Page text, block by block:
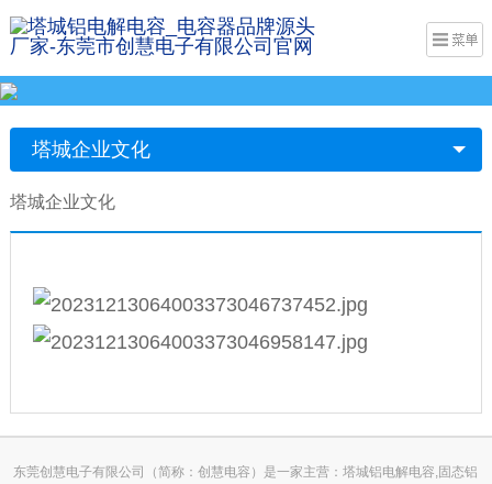
塔城企业文化
塔城企业文化
东莞创慧电子有限公司（简称：创慧电容）是一家主营：塔城铝电解电容,固态铝